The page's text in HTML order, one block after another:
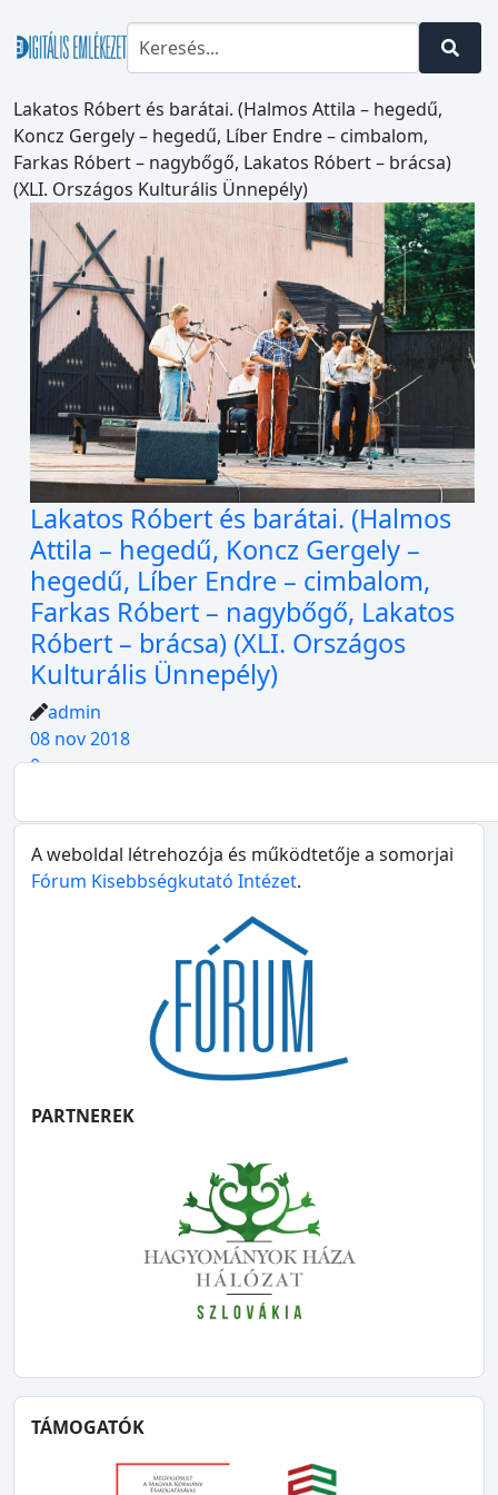
Lakatos Róbert és barátai. (Halmos Attila – hegedű,
Koncz Gergely – hegedű, Líber Endre – cimbalom,
Farkas Róbert – nagybőgő, Lakatos Róbert – brácsa)
(XLI. Országos Kulturális Ünnepély)
Lakatos Róbert és barátai. (Halmos
Attila – hegedű, Koncz Gergely –
hegedű, Líber Endre – cimbalom,
Farkas Róbert – nagybőgő, Lakatos
Róbert – brácsa) (XLI. Országos
Kulturális Ünnepély)
admin
08 nov 2018
0
A weboldal létrehozója és működtetője a somorjai
Fórum Kisebbségkutató Intézet.
PARTNEREK
TÁMOGATÓK